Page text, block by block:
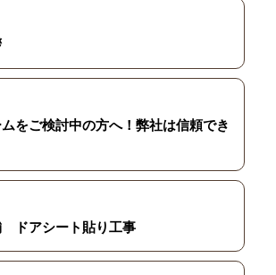
をご検討中の方へ！弊社は信頼でき
アシート貼り工事